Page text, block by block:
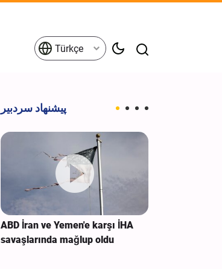
Türkçe
پیشنهاد سردبیر
ABD İran ve Yemen'e karşı İHA
savaşlarında mağlup oldu